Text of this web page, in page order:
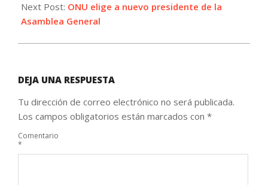
Next Post: ONU elige a nuevo presidente de la
Asamblea General
DEJA UNA RESPUESTA
Tu dirección de correo electrónico no será publicada.
Los campos obligatorios están marcados con *
Comentario
*